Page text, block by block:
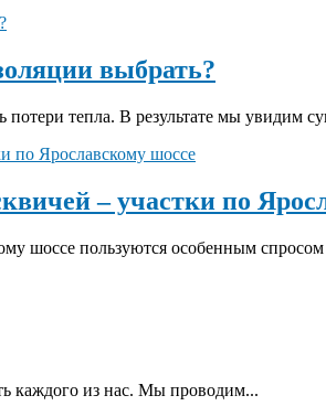
выбрать?
тепла. В результате мы увидим
– участки по
шоссе пользуются особенным
каждого из нас. Мы проводим...